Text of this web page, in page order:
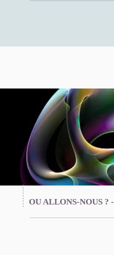
OU ALLONS-NOUS ? -